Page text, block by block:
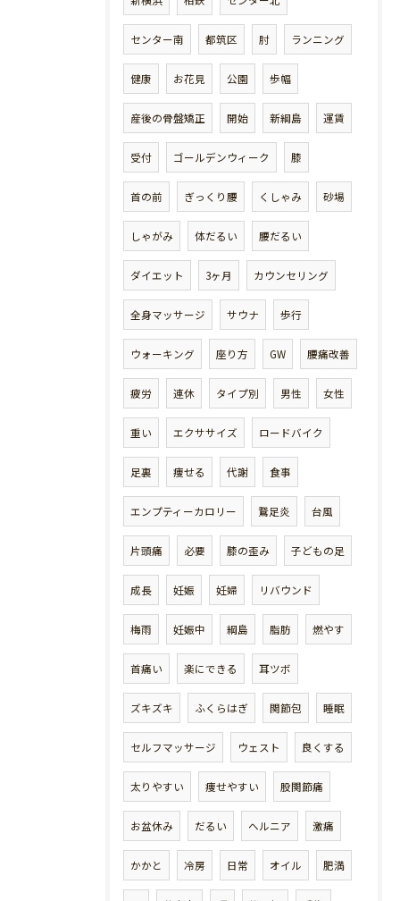
センター南 都筑区 肘 ランニング
健康 お花見 公園 歩幅
産後の骨盤矯正 開始 新綱島 運賃
受付 ゴールデンウィーク 膝
首の前 ぎっくり腰 くしゃみ 砂場
しゃがみ 体だるい 腰だるい
ダイエット 3ヶ月 カウンセリング
全身マッサージ サウナ 歩行
ウォーキング 座り方 GW 腰痛改善
疲労 連休 タイプ別 男性 女性
重い エクササイズ ロードバイク
足裏 痩せる 代謝 食事
エンプティーカロリー 鵞足炎 台風
片頭痛 必要 膝の歪み 子どもの足
成長 妊娠 妊婦 リバウンド
梅雨 妊娠中 綱島 脂肪 燃やす
首痛い 楽にできる 耳ツボ
ズキズキ ふくらはぎ 関節包 睡眠
セルフマッサージ ウェスト 良くする
太りやすい 痩せやすい 股関節痛
お盆休み だるい ヘルニア 激痛
かかと 冷房 日常 オイル 肥満